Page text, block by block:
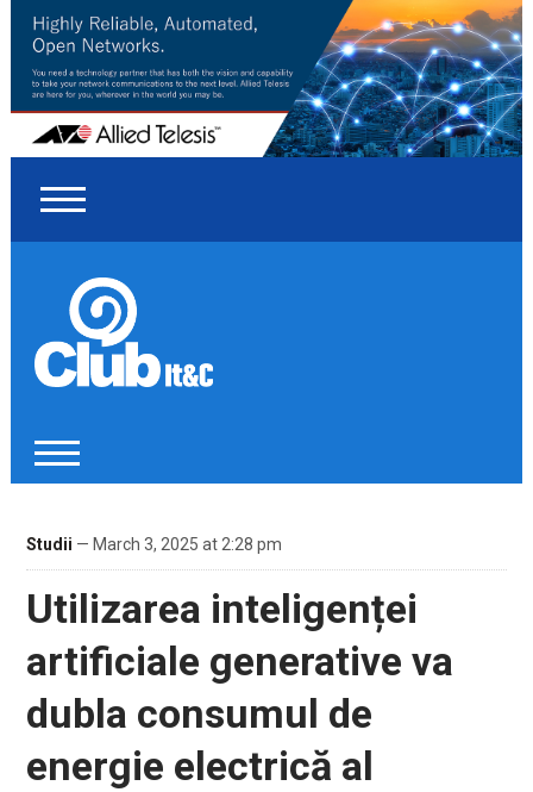
Studii — March 3, 2025 at 2:28 pm
Utilizarea inteligenței
artificiale generative va
dubla consumul de
energie electrică al